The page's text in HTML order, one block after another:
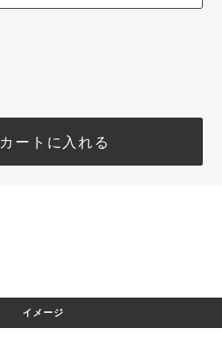
カートに入れる
イメージ